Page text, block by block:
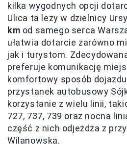
kilka wygodnych opcji
Ulica ta leży w dzielnicy
km od samego serca
ułatwia dotarcie zarówno
jak i turystom.
preferuje komunikację
komfortowy sposób
przystanek autobusowy
korzystanie z wielu linii,
727, 737, 739 oraz nocna
część z nich odjeżdża z
Wilanowska.